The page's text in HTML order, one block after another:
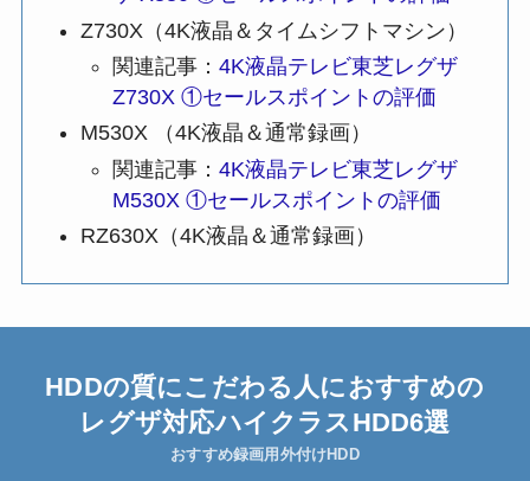
Z730X（4K液晶＆タイムシフトマシン）
関連記事：4K液晶テレビ東芝レグザ
Z730X ①セールスポイントの評価
M530X （4K液晶＆通常録画）
関連記事：4K液晶テレビ東芝レグザ
M530X ①セールスポイントの評価
RZ630X（4K液晶＆通常録画）
HDDの質にこだわる人におすすめの
レグザ対応ハイクラスHDD6選
おすすめ録画用外付けHDD